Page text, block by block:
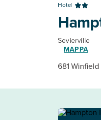
Hotel
Sevierville
MAPPA
681